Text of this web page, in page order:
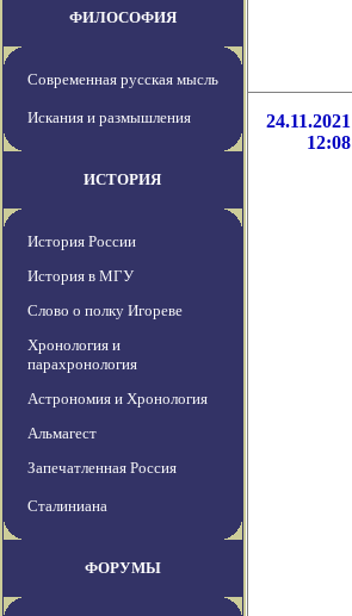
ФИЛОСОФИЯ
Современная русская мысль
Искания и размышления
ИСТОРИЯ
История России
История в МГУ
Слово о полку Игореве
Хронология и
парахронология
Астрономия и Хронология
Альмагест
Запечатленная Россия
Сталиниана
ФОРУМЫ
24.11.2021
12:08